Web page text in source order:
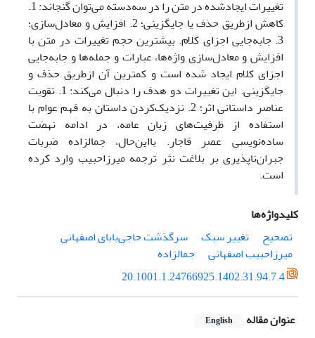
تغییرات ایجادشده در متن را در سه‌دسته می‌توان گنجاند: 1.
کاهش ازطریق حذف یا جایگزینی؛ 2. افزایش و معادل‌سازی؛
3. جابه‌جایی اجزای کلام. بیشترین حجم تغییرات در متن با
افزایش و معادل‌سازی واژه‌ها، عبارات و جمله‌ها و جابه‌جایی
اجزای کلام ایجاد شده است و کمترین آن ازطریق حذف و
جایگزینی. این تغییرات دو هدف را دنبال می‌کند: 1. تقویت
عناصر داستانی اثر؛ 2. نزدیک‌کردن داستان به فهم عوام با
استفاده از ظرفیت‌های زبان عامه، در ادامه نهضت
ساده‌نویسی عصر قاجار. بااین‌حال، جمالزاده ضربات
جبران‌ناپذیری بر بلاغت نثر ترجمه میرزاحبیب وارد کرده
است.
کلیدواژه‌ها
تصحیح
تغییر سبک
سرگذشت حاجی‌بابای اصفهانی
میرزاحبیب اصفهانی
جمالزاده
20.1001.1.24766925.1402.31.94.7.4
عنوان مقاله English